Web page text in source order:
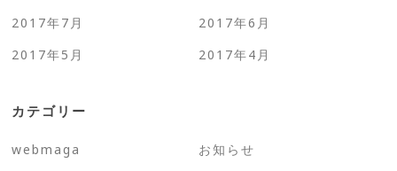
2017年7月
2017年6月
2017年5月
2017年4月
カテゴリー
webmaga
お知らせ